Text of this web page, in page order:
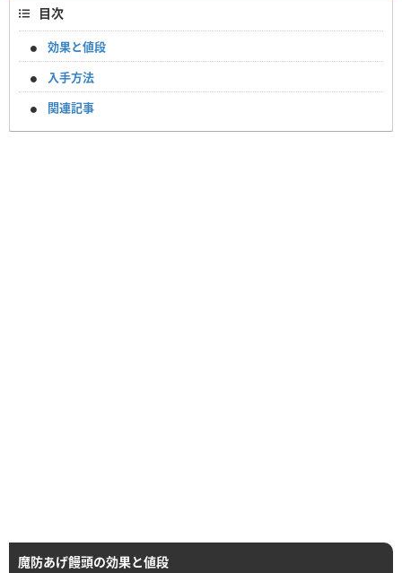
目次
効果と値段
入手方法
関連記事
魔防あげ饅頭の効果と値段